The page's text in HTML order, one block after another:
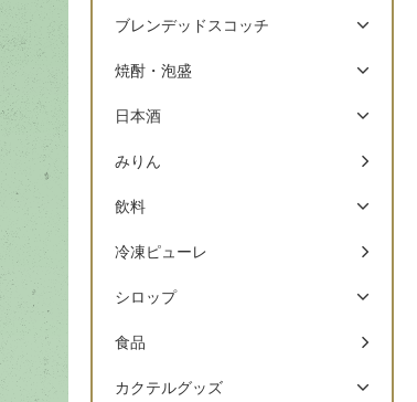
ブレンデッドスコッチ
焼酎・泡盛
日本酒
みりん
飲料
冷凍ピューレ
シロップ
食品
カクテルグッズ